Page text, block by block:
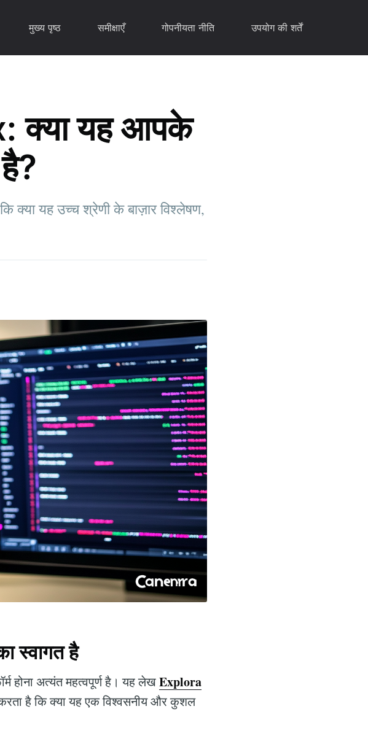
मुख्य पृष्ठ समीक्षाएँ गोपनीयता नीति उपयोग की शर्तें
क्या यह आपके
क्या यह उच्च श्रेणी के बाज़ार विश्लेषण,
स्वागत है
होना अत्यंत महत्वपूर्ण है। यह लेखExplora
करता है कि क्या यह एक विश्वसनीय और कुशल